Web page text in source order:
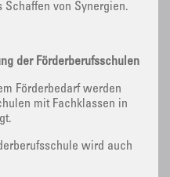
von Synergien.
der Förderberufsschulen
Förderbedarf werden
mit Fachklassen in
wird auch